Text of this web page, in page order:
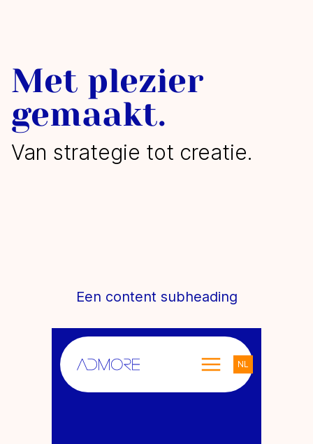
Met plezier
gemaakt.
Van strategie tot creatie.
Een content subheading